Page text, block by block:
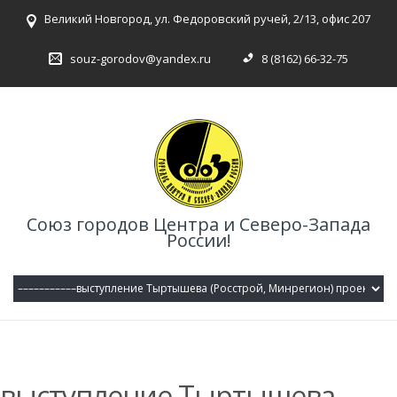
Великий Новгород, ул. Федоровский ручей, 2/13, офис 207
souz-gorodov@yandex.ru 8 (8162) 66-32-75
Союз городов Центра и Северо-Запада
России!